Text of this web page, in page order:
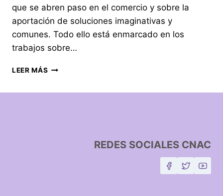
que se abren paso en el comercio y sobre la
aportación de soluciones imaginativas y
comunes. Todo ello está enmarcado en los
trabajos sobre…
LEER MÁS
REDES SOCIALES CNAC